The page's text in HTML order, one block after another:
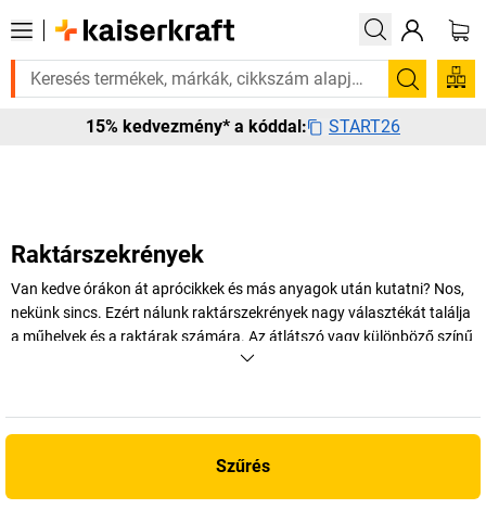
rá? Válogatott bestseller termékeinket 3–4 munkanapon belül
Keresés
15% kedvezmény* a kóddal: START26
Raktárszekrények
Van kedve órákon át aprócikkek és más anyagok után kutatni? Nos,
nekünk sincs. Ezért nálunk raktárszekrények nagy választékát találja
a műhelyek és a raktárak számára. Az átlátszó vagy különböző színű
dobozokkal a jövőben mindent egy szempillantás alatt megtalálhat –
Szűrés